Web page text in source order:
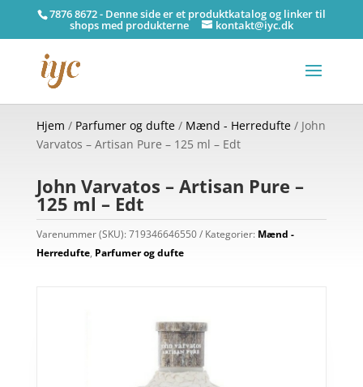
7876 8672 - Denne side er et produktkatalog og linker til
shops med produkterne kontakt@iyc.dk
Hjem / Parfumer og dufte/ Mænd - Herredufte/ John
Varvatos – Artisan Pure – 125 ml – Edt
John Varvatos – Artisan Pure –
125 ml – Edt
Varenummer (SKU):719346646550 Kategorier: Mænd -
Herredufte, Parfumer og dufte